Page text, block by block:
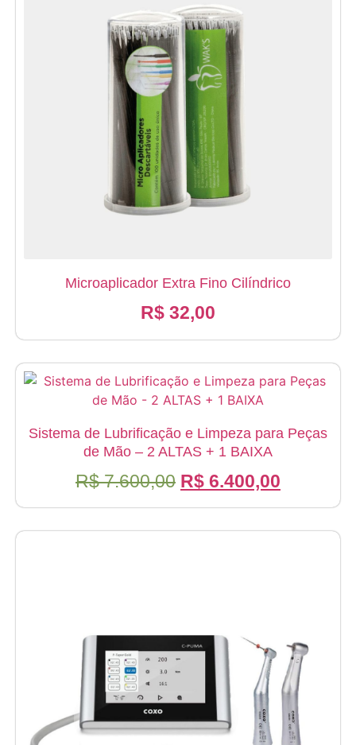
Microaplicador Extra Fino Cilíndrico
R$ 32,00
Sistema de Lubrificação e Limpeza para Peças
de Mão – 2 ALTAS + 1 BAIXA
R$7.600,00 O
era:
R$ 6.400,00
é: